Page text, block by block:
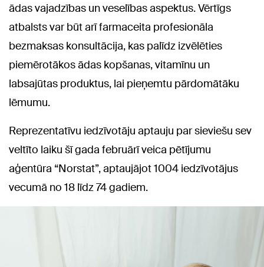
ādas vajadzības un veselības aspektus. Vērtīgs
atbalsts var būt arī farmaceita profesionāla
bezmaksas konsultācija, kas palīdz izvēlēties
piemērotākos ādas kopšanas, vitamīnu un
labsajūtas produktus, lai pieņemtu pārdomātāku
lēmumu.
Reprezentatīvu iedzīvotāju aptauju par sieviešu sev
veltīto laiku šī gada februārī veica pētījumu
aģentūra “Norstat”, aptaujājot 1004 iedzīvotājus
vecumā no 18 līdz 74 gadiem.